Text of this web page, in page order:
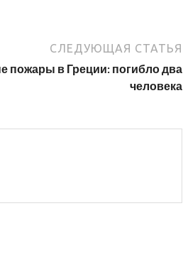
СЛЕДУЮЩАЯ СТАТЬЯ
пожары в Греции: погибло два
человека